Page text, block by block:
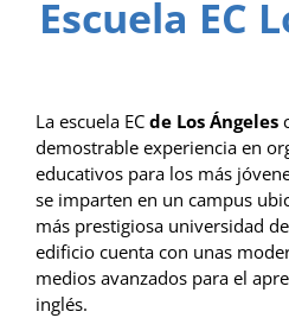
Escuela EC
La escuela EC de Los Ángeles
demostrable experiencia en
educativos para los más
se imparten en un campus
más prestigiosa universidad
edificio cuenta con unas
medios avanzados para el
inglés.